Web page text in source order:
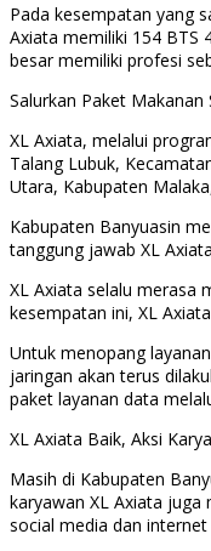
Pada kesempatan yang
Axiata memiliki 154 BTS
besar memiliki profesi
Salurkan Paket Makanan
XL Axiata, melalui
Talang Lubuk,
Utara, Kabupaten
Kabupaten Banyuasin
tanggung jawab XL
XL Axiata selalu merasa
kesempatan ini, XL
Untuk menopang
jaringan akan terus
paket layanan data
XL Axiata Baik, Aksi
Masih di Kabupaten
karyawan XL Axiata
social media dan